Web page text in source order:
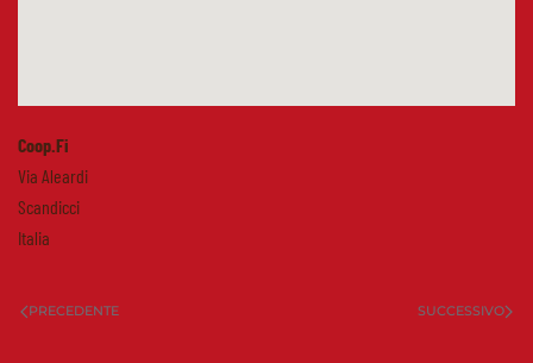
Coop.Fi
Via Aleardi
Scandicci
Italia
PRECEDENTE SUCCESSIVO